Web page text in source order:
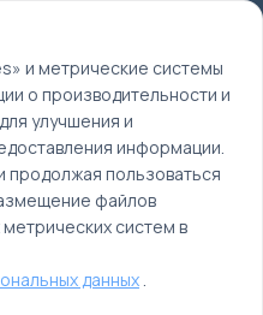
и метрические системы
о производительности и
улучшения и
информации.
продолжая пользоваться
файлов
систем в
данных.